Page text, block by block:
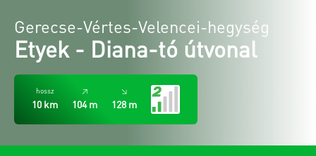
Gerecse-Vértes-Velencei-hegység
Etyek - Diana-tó útvonal
hossz
10 km
↗
104 m
↘
128 m